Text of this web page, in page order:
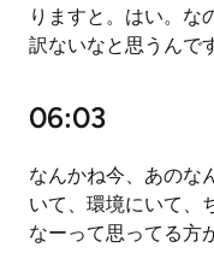
りますと。はい。な
訳ないなと思うんで
06:03
なんかね今、あのな
いて、環境にいて、
なーって思ってる方